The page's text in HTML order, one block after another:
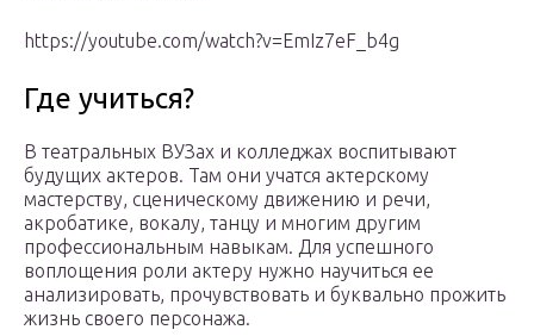
https://youtube.com/watch?v=EmIz7eF_b4g
Где учиться?
В театральных ВУЗах и колледжах воспитывают
будущих актеров. Там они учатся актерскому
мастерству, сценическому движению и речи,
акробатике, вокалу, танцу и многим другим
профессиональным навыкам. Для успешного
воплощения роли актеру нужно научиться ее
анализировать, прочувствовать и буквально прожить
жизнь своего персонажа.